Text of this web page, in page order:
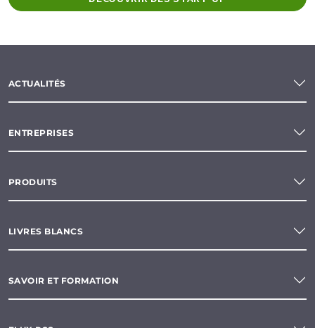
ACTUALITÉS
ENTREPRISES
PRODUITS
LIVRES BLANCS
SAVOIR ET FORMATION